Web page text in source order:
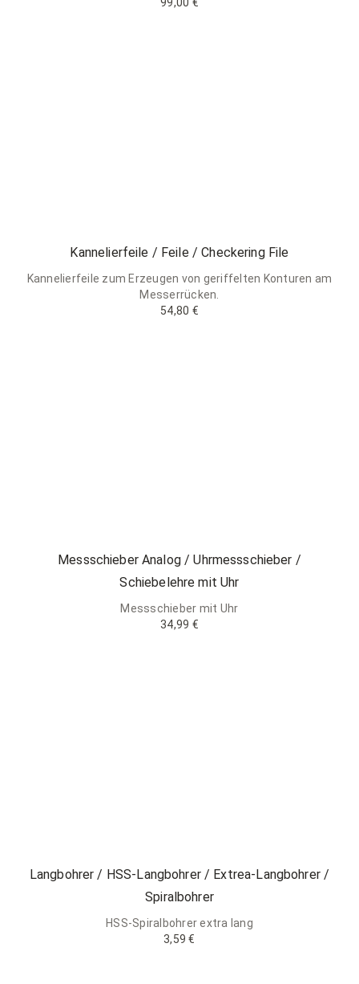
99,00 €
Kannelierfeile / Feile / Checkering File
Kannelierfeile zum Erzeugen von geriffelten Konturen am
Messerrücken.
54,80 €
Messschieber Analog / Uhrmessschieber /
Schiebelehre mit Uhr
Messschieber mit Uhr
34,99 €
Langbohrer / HSS-Langbohrer / Extrea-Langbohrer /
Spiralbohrer
HSS-Spiralbohrer extra lang
3,59 €